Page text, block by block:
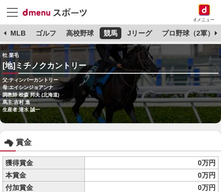
dメニュー
MLB ゴルフ 高校野球 競馬 Jリーグ プロ野球（2軍）
牡 栗毛
[地]ミチノクカントリー
父:ティンバーカントリー
母:エイシンジョアンナ
調教師:桧森 邦夫 (北海道)
馬主:吉村 進
生産者:清水 誠一
賞金
獲得賞金
0万円
本賞金
0万円
付加賞金
0万円